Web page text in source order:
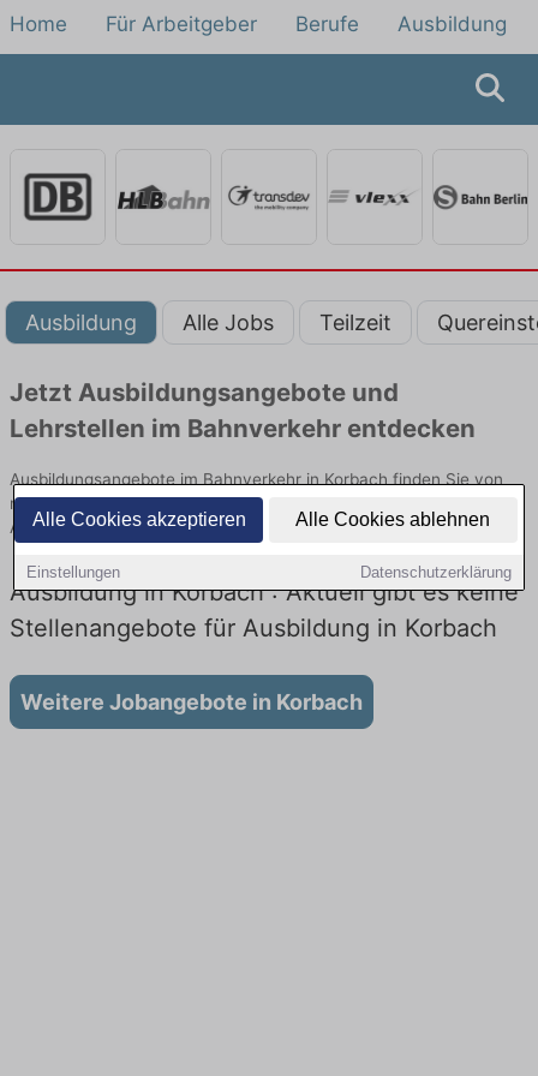
Alle Cookies akzeptieren Alle Cookies ablehnen
Einstellungen Datenschutzerklärung
Home Für Arbeitgeber Berufe Ausbildung
Ausbildung Alle Jobs Teilzeit
Jetzt Ausbildungsangebote und
Lehrstellen im Bahnverkehr entdecken
Ausbildungsangebote im Bahnverkehr in Korbach finden Sie von
namhaften Firmen. Entdecken Sie freie Optionen von Top-
Arbeitgebern und bewerben Sie sich noch heute.
Ausbildung in Korbach : Aktuell gibt es keine
Stellenangebote für Ausbildung in Korbach
Weitere Jobangebote in Korbach